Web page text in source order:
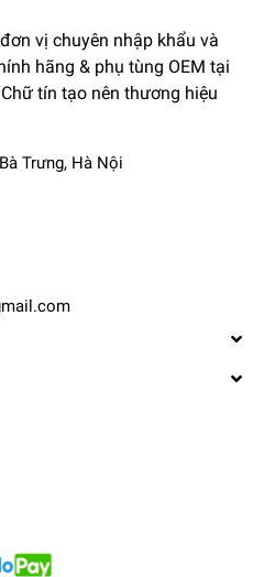
vị chuyên nhập khẩu và
hãng & phụ tùng OEM tại
tín tạo nên thương hiệu
Trưng, Hà Nội